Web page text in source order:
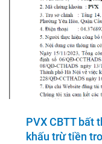
PVX CBTT bất
khấu trừ tiền